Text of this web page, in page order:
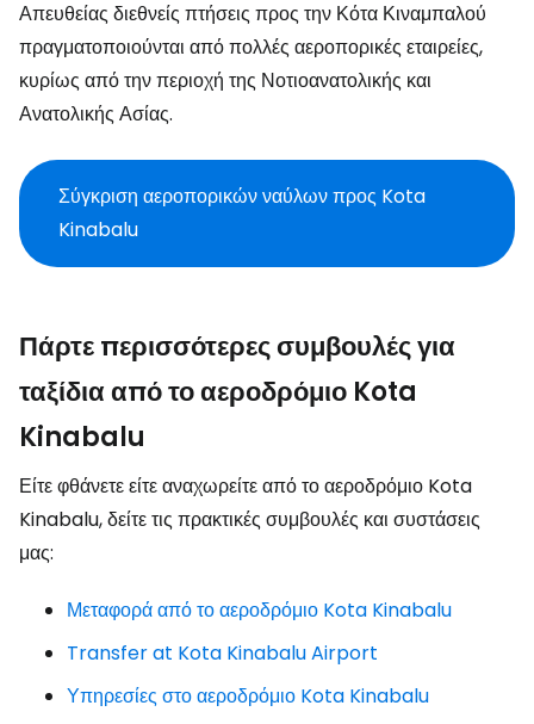
Απευθείας διεθνείς πτήσεις προς την Κότα Κιναμπαλού
πραγματοποιούνται από πολλές αεροπορικές εταιρείες,
κυρίως από την περιοχή της Νοτιοανατολικής και
Ανατολικής Ασίας.
Σύγκριση αεροπορικών ναύλων προς Kota
Kinabalu
Πάρτε περισσότερες συμβουλές για
ταξίδια από το αεροδρόμιο Kota
Kinabalu
Είτε φθάνετε είτε αναχωρείτε από το αεροδρόμιο Kota
Kinabalu, δείτε τις πρακτικές συμβουλές και συστάσεις
μας:
Μεταφορά από το αεροδρόμιο Kota Kinabalu
Transfer at Kota Kinabalu Airport
Υπηρεσίες στο αεροδρόμιο Kota Kinabalu